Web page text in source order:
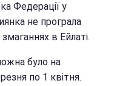
Федерації у
не програла
в Ейлаті.
було на
по 1 квітня.